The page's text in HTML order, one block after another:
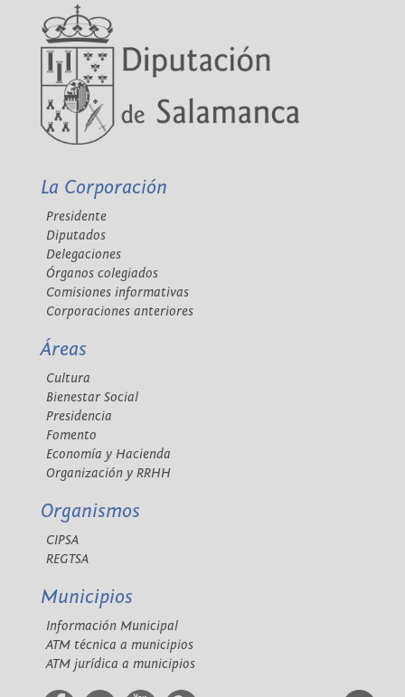
La Corporación
Presidente
Diputados
Delegaciones
Órganos colegiados
Comisiones informativas
Corporaciones anteriores
Áreas
Cultura
Bienestar Social
Presidencia
Fomento
Economía y Hacienda
Organización y RRHH
Organismos
CIPSA
REGTSA
Municipios
Información Municipal
ATM técnica a municipios
ATM jurídica a municipios